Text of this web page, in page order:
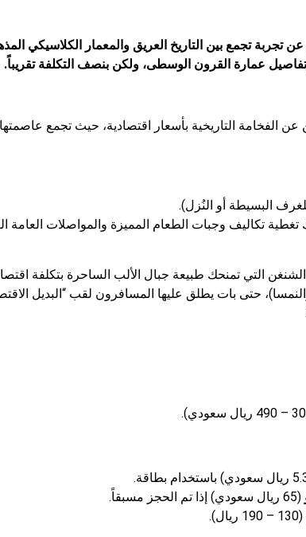
عن تجربة تجمع بين التاريخ العريق والمعمار الكلاسيكي
عمارة القرون الوسطى، ولكن بنصف التكلفة تقريباً.
عن الفخامة التاريخية بأسعار اقتصادية، حيث تجمع
البسيطة أو النُزل).
تغطية تكاليف وجبات الطعام المميزة والمواصلات العامة
التي تمنحك طبيعة جبال الألب الساحرة بتكلفة
حتى بات يطلق عليها المسافرون لقب “البديل
(65 ريال سعودي) إذا تم الحجز مسبقاً.